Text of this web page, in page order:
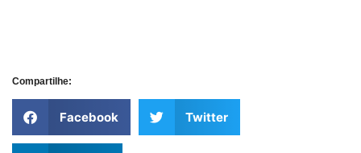
Compartilhe:
Facebook Twitter